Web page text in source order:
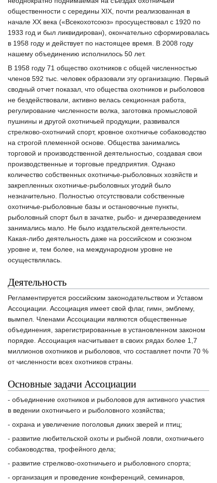
общественности с середины XIX, почти реализованная в
начале XX века («Всекохотсоюз» просуществовал с 1920 по
1933 год и был ликвидирован), окончательно сформировалась
в 1958 году и действует по настоящее время. В 2008 году
нашему объединению исполнилось 50 лет.
В 1958 году 71 общество охотников с общей численностью
членов 592 тыс. человек образовали эту организацию. Первый
сводный отчет показал, что общества охотников и рыболовов
не бездействовали, активно велась секционная работа,
регулирование численности волка, заготовка промысловой
пушнины и другой охотничьей продукции, развивался
стрелково-охотничий спорт, кровное охотничье собаководство
на строгой племенной основе. Общества занимались
торговой и производственной деятельностью, создавая свои
производственные и торговые предприятия. Однако
количество собственных охотничье-рыболовных хозяйств и
закрепленных охотничье-рыболовных угодий было
незначительно. Полностью отсутствовали собственные
охотничье-рыболовные базы и остановочные пункты,
рыболовный спорт был в зачатке, рыбо- и дичеразведением
занимались мало. Не было издательской деятельности.
Какая-либо деятельность даже на российском и союзном
уровне и, тем более, на международном уровне не
осуществлялась.
Деятельность
Регламентируется российским законодательством и Уставом
Ассоциации. Ассоциация имеет свой флаг, гимн, эмблему,
вымпел. Членами Ассоциации являются общественные
объединения, зарегистрированные в установленном законом
порядке. Ассоциация насчитывает в своих рядах более 1,7
миллионов охотников и рыболовов, что составляет почти 70 %
от численности всех охотников страны.
Основные задачи Ассоциации
- объединение охотников и рыболовов для активного участия
в ведении охотничьего и рыболовного хозяйства;
- охрана и увеличение поголовья диких зверей и птиц;
- развитие любительской охоты и рыбной ловли, охотничьего
собаководства, трофейного дела;
- развитие стрелково-охотничьего и рыболовного спорта;
- организация и проведение конференций, семинаров,